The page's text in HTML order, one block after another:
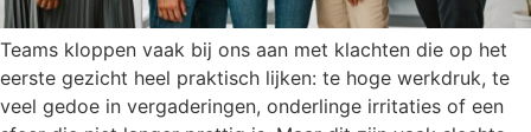
Teams kloppen vaak bij ons aan met klachten die op het
eerste gezicht heel praktisch lijken: te hoge werkdruk, te
veel gedoe in vergaderingen, onderlinge irritaties of een